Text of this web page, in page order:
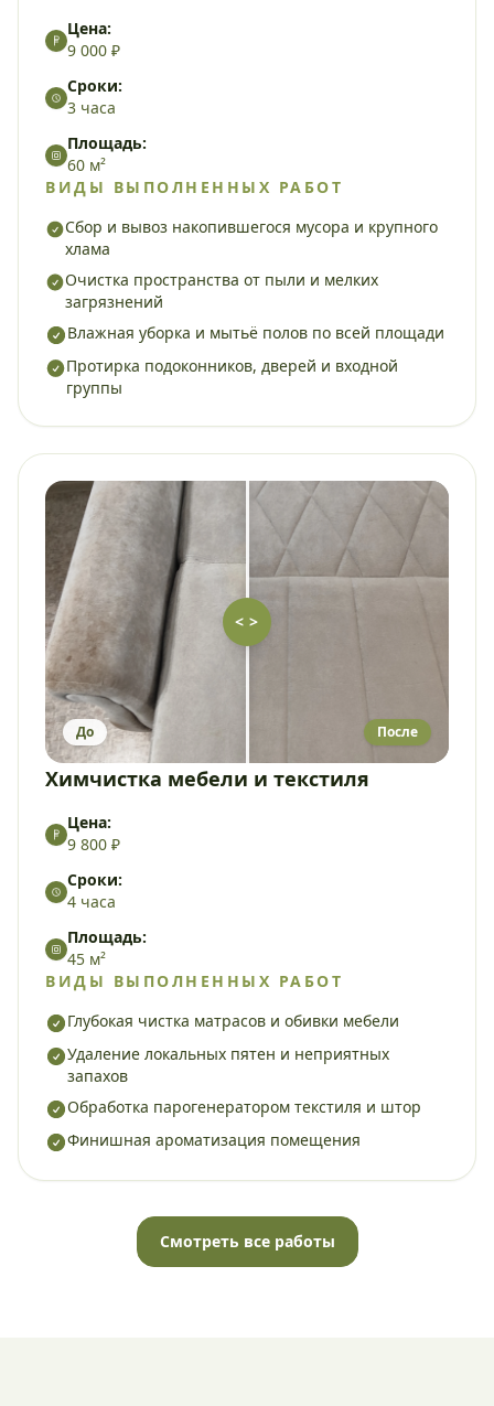
Цена:
9 000 ₽
Сроки:
3 часа
Площадь:
60 м²
ВИДЫ ВЫПОЛНЕННЫХ РАБОТ
Сбор и вывоз накопившегося мусора и крупного
хлама
Очистка пространства от пыли и мелких
загрязнений
Влажная уборка и мытьё полов по всей площади
Протирка подоконников, дверей и входной
группы
< >
До После
Химчистка мебели и текстиля
Цена:
9 800 ₽
Сроки:
4 часа
Площадь:
45 м²
ВИДЫ ВЫПОЛНЕННЫХ РАБОТ
Глубокая чистка матрасов и обивки мебели
Удаление локальных пятен и неприятных
запахов
Обработка парогенератором текстиля и штор
Финишная ароматизация помещения
Смотреть все работы